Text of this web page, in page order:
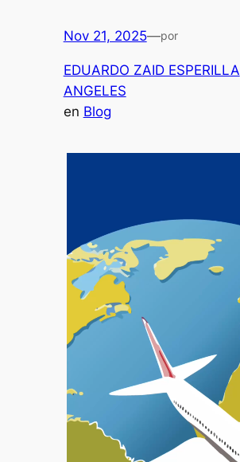
Nov 21, 2025—por
EDUARDO ZAID ESPERILLA
ANGELES
en Blog